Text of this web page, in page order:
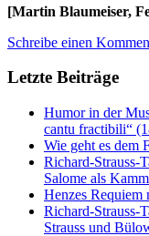
[Martin Blaumeiser,
Schreibe einen
Letzte Beiträge
Humor in der
cantu fractibili“
Wie geht es dem
Richard-Strauss-
Salome als
Henzes Requiem
Richard-Strauss-
Strauss und